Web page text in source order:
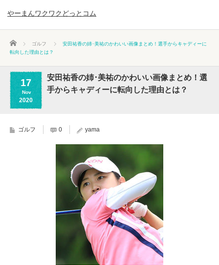
やーまんワクワクどっとコム
ホーム ゴルフ
安田祐香の姉･美祐のかわいい画像まとめ！選手からキャディーに
転向した理由とは？
17
Nov
2020
安田祐香の姉･美祐のかわいい画像まとめ！選
手からキャディーに転向した理由とは？
ゴルフ 0 yama